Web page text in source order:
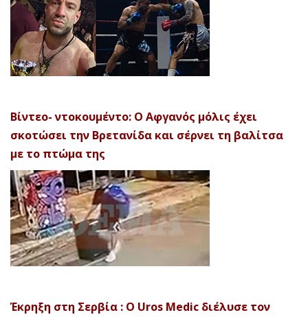
Βίντεο- ντοκουμέντο: Ο Αφγανός μόλις έχει
σκοτώσει την Βρετανίδα και σέρνει τη βαλίτσα
με το πτώμα της
Έκρηξη στη Σερβία : Ο Uros Medic διέλυσε τον